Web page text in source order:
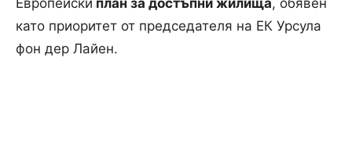
като приоритет от председателя на ЕК Урсула
фон дер Лайен.